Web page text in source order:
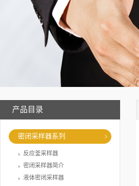
产品目录
密闭采样器系列
反应釜采样器
密闭采样器简介
液体密闭采样器